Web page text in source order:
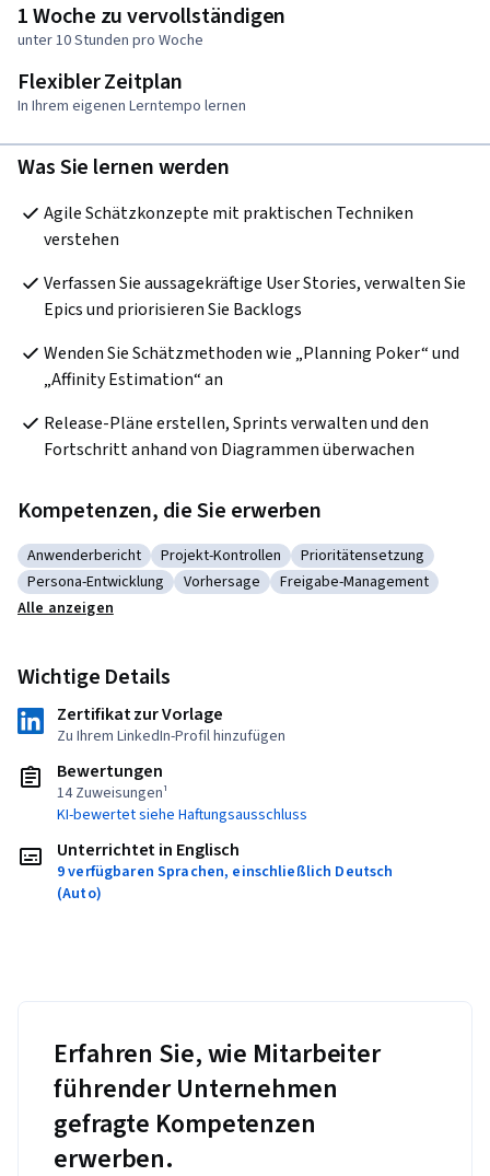
1 Woche zu vervollständigen
unter 10 Stunden pro Woche
Flexibler Zeitplan
In Ihrem eigenen Lerntempo lernen
Was Sie lernen werden
Agile Schätzkonzepte mit praktischen Techniken
verstehen
Verfassen Sie aussagekräftige User Stories, verwalten Sie
Epics und priorisieren Sie Backlogs
Wenden Sie Schätzmethoden wie „Planning Poker“ und
„Affinity Estimation“ an
Release-Pläne erstellen, Sprints verwalten und den
Fortschritt anhand von Diagrammen überwachen
Kompetenzen, die Sie erwerben
Kategorie: Anwenderbericht
Anwenderbericht Kategorie: Projekt-Kontrollen
Projekt-Kontrollen Kategorie:
Prioritätensetzung
Kategorie: Persona-Entwicklung
Persona-Entwicklung Kategorie: Vorhersage
Vorhersage Kategorie: Freigabe-
Freigabe-Management
Alle anzeigen
Wichtige Details
Zertifikat zur Vorlage
Zu Ihrem LinkedIn-Profil hinzufügen
Bewertungen
14 Zuweisungen¹
KI-bewertet siehe Haftungsausschluss
Unterrichtet in Englisch
9 verfügbaren Sprachen, einschließlich Deutsch
(Auto)
Erfahren Sie, wie Mitarbeiter
führender Unternehmen
gefragte Kompetenzen
erwerben.